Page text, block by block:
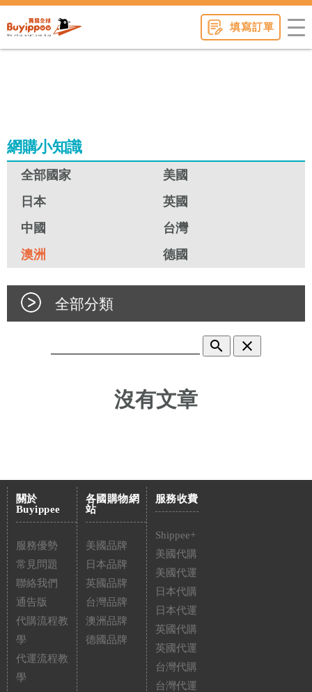
填寫訂單
網購小知識
全部國家
美國
日本
英國
中國
台灣
澳洲
德國
全部分類
search clear
沒有文章
關於
Buyippee
服務優勢
常見問題
聯絡我們
通告版
代購流程教
學
代運流程教
學
各國購物網
站
美國品牌
日本品牌
英國品牌
台灣品牌
澳洲品牌
德國品牌
服務收費
Shippee+
美國代購
美國代運
日本代購
日本代運
英國代購
英國代運
台灣代購
台灣代運